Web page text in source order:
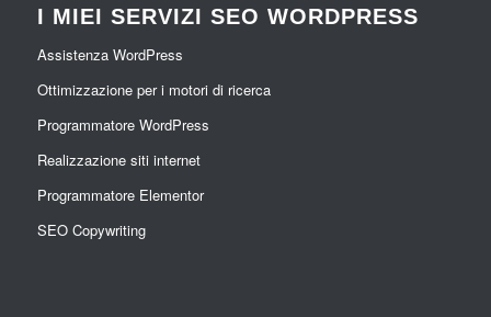
I MIEI SERVIZI SEO WORDPRESS
Assistenza WordPress
Ottimizzazione per i motori di ricerca
Programmatore WordPress
Realizzazione siti internet
Programmatore Elementor
SEO Copywriting